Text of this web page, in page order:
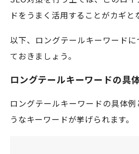
ドをうまく活用することがカギと
以下、ロングテールキーワード
ておきましょう。
ロングテールキーワードの具
ロングテールキーワードの具体
うなキーワードが挙げられます。